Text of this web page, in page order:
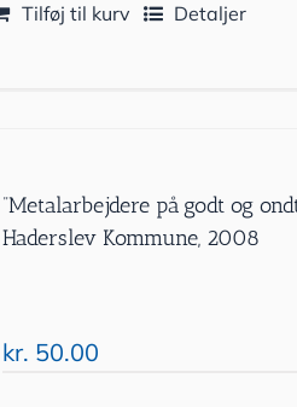
Tilføj til kurv Detaljer
”Metalarbejdere på godt og
Haderslev Kommune, 2008
kr. 50.00